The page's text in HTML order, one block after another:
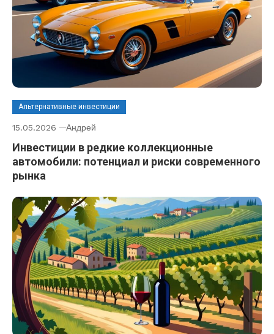
Альтернативные инвестиции
15.05.2026 Андрей
Инвестиции в редкие коллекционные
автомобили: потенциал и риски современного
рынка